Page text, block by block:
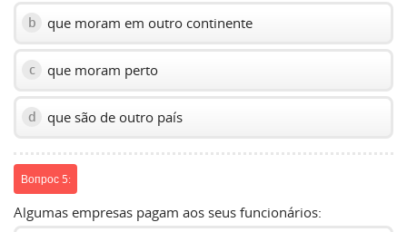
b que moram em outro continente
c que moram perto
d que são de outro país
Вопрос 5:
Algumas empresas pagam aos seus funcionários: